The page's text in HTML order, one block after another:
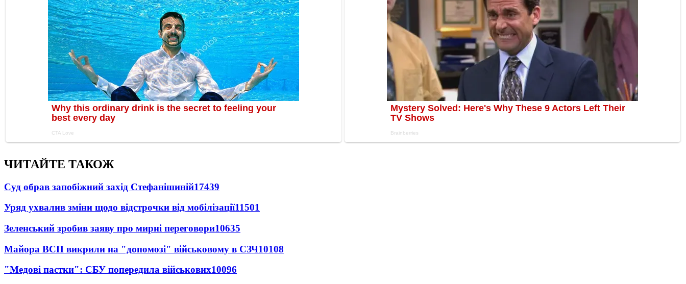
ЧИТАЙТЕ ТАКОЖ
Суд обрав запобіжний захід Стефанішиній17439
Уряд ухвалив зміни щодо відстрочки від мобілізації11501
Зеленський зробив заяву про мирні переговори10635
Майора ВСП викрили на "допомозі" військовому в СЗЧ10108
"Медові пастки": СБУ попередила військових10096